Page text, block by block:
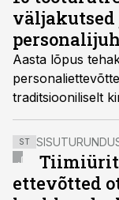
väljakutsed
Aasta lõpus
traditsiooniliselt
tööturgu
ST
ettevõtted